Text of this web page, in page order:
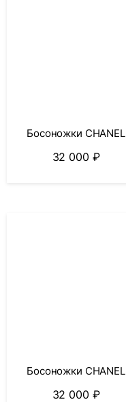
Босоножки CHANEL
32 000 ₽
Босоножки CHANEL
32 000 ₽